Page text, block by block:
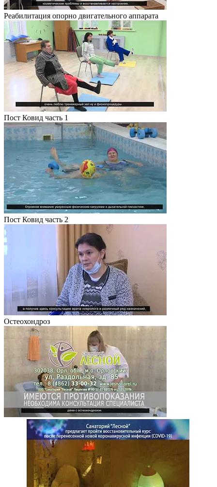
Реабилитация опорно двигательного аппарата
Пост Ковид часть 1
Пост Ковид часть 2
Остеохондроз